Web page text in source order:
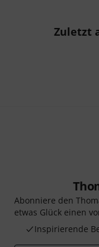
Zuletzt
Abonniere den
etwas Glück einen
Inspirierende